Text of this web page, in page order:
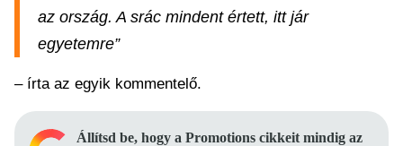
az ország. A srác mindent értett, itt jár
egyetemre”
– írta az egyik kommentelő.
Állítsd be, hogy a Promotions cikkeit mindig az